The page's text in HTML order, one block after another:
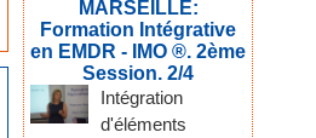
MARSEILLE:
Formation Intégrative
en EMDR - IMO ®. 2ème
Session. 2/4
Intégration
d'éléments